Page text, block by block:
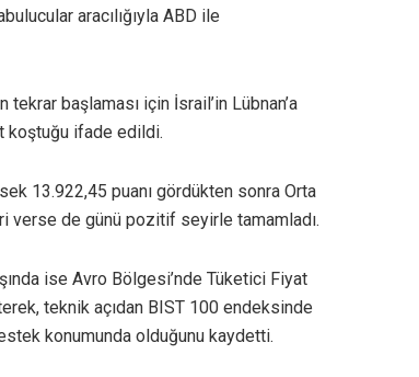
aracılığıyla ABD ile
tekrar başlaması için İsrail’in Lübnan’a
koştuğu ifade edildi.
13.922,45 puanı gördükten sonra Orta
verse de günü pozitif seyirle tamamladı.
ise Avro Bölgesi’nde Tüketici Fiyat
teknik açıdan BIST 100 endeksinde
konumunda olduğunu kaydetti.